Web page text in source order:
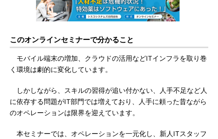
このオンラインセミナーで分かること
モバイル端末の増加、クラウドの活用などITインフラを取り巻
く環境は劇的に変化しています。
しかしながら、スキルの習得が追い付かない、人手不足など人
に依存する問題がIT部門では増えており、人手に頼った昔ながら
のオペレーションは限界を迎えています。
本セミナーでは、オペレーションを一元化し、新人ITスタッフ